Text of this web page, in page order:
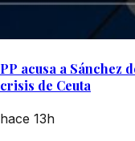
PP acusa a Sánchez
crisis de Ceuta
hace 13h